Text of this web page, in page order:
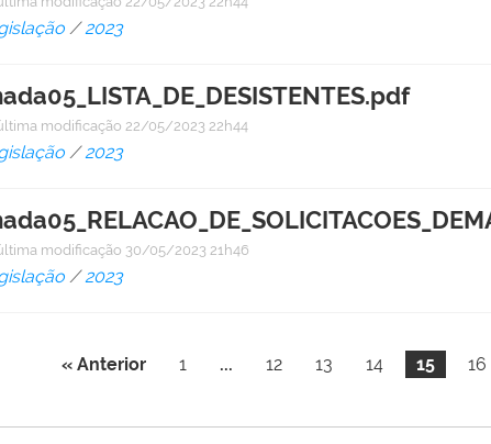
/2023
modificação 22/05/2023 22h44
/2023
modificação 30/05/2023 21h46
/2023
« Anterior 1 ... 12 13 14 15 16